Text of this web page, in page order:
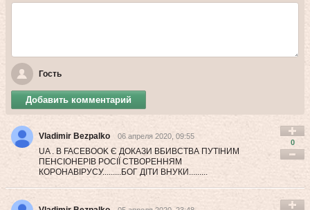
Гость
Добавить комментарий
Vladimir Bezpalko 06 апреля 2020, 09:55
UA . В FACEBOOK Є ДОКАЗИ ВБИВСТВА ПУТІНИМ
ПЕНСІОНЕРІВ РОСІЇ СТВОРЕННЯМ
КОРОНАВІРУСУ.........БОГ ДІТИ ВНУКИ.........
0